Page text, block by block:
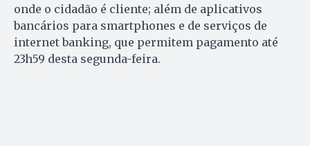
onde o cidadão é cliente; além de aplicativos
bancários para smartphones e de serviços de
internet banking, que permitem pagamento até
23h59 desta segunda-feira.